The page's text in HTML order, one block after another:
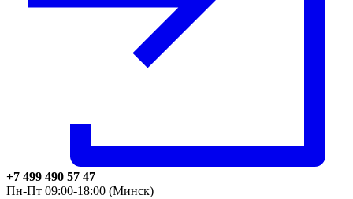
+7 499 490 57 47
Пн-Пт 09:00-18:00 (Минск)